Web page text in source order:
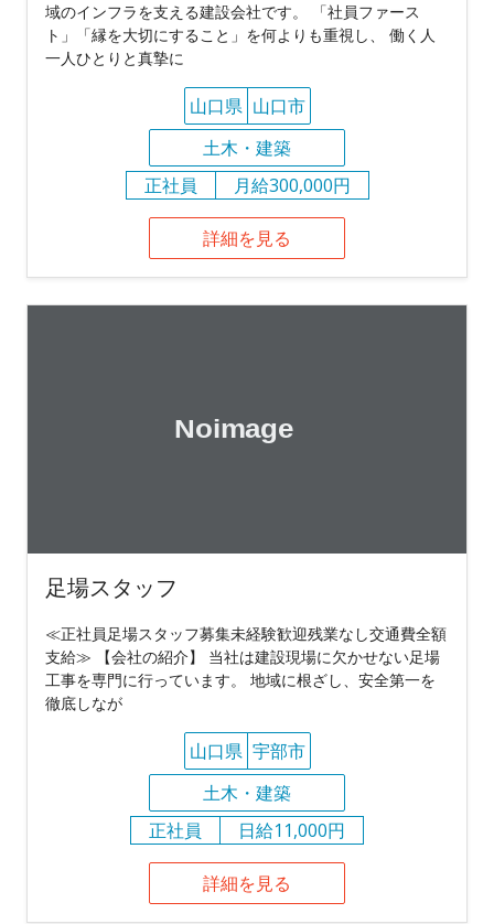
域のインフラを支える建設会社です。 「社員ファース
ト」「縁を大切にすること」を何よりも重視し、 働く人
一人ひとりと真摯に
山口県 山口市
土木・建築
正社員
月給300,000円
詳細を見る
足場スタッフ
≪正社員足場スタッフ募集未経験歓迎残業なし交通費全額
支給≫ 【会社の紹介】 当社は建設現場に欠かせない足場
工事を専門に行っています。 地域に根ざし、安全第一を
徹底しなが
山口県 宇部市
土木・建築
正社員
日給11,000円
詳細を見る